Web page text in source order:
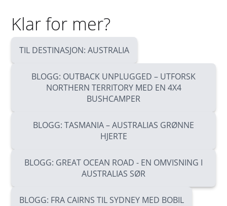
Klar for mer?
TIL DESTINASJON: AUSTRALIA
BLOGG: OUTBACK UNPLUGGED – UTFORSK
NORTHERN TERRITORY MED EN 4X4
BUSHCAMPER
BLOGG: TASMANIA – AUSTRALIAS GRØNNE
HJERTE
BLOGG: GREAT OCEAN ROAD - EN OMVISNING I
AUSTRALIAS SØR
BLOGG: FRA CAIRNS TIL SYDNEY MED BOBIL